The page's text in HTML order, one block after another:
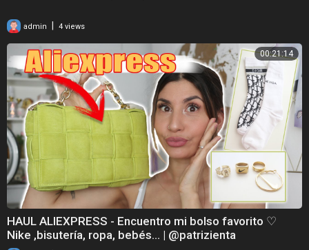
admin | 4 views
00:21:14
HAUL ALIEXPRESS - Encuentro mi bolso favorito ♡
Nike ,bisutería, ropa, bebés... | @patrizienta